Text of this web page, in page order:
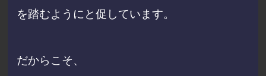
を踏むようにと促しています。
だからこそ、